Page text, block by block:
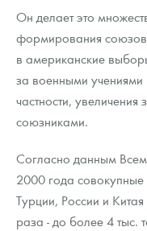
Он делает это
формирования
в американские
за военными
частности,
союзниками.
Согласно данным
2000 года
Турции, России и
раза - до более 4 тыс.